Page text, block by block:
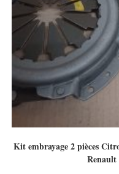
Kit embrayage 2 pièces
Renault